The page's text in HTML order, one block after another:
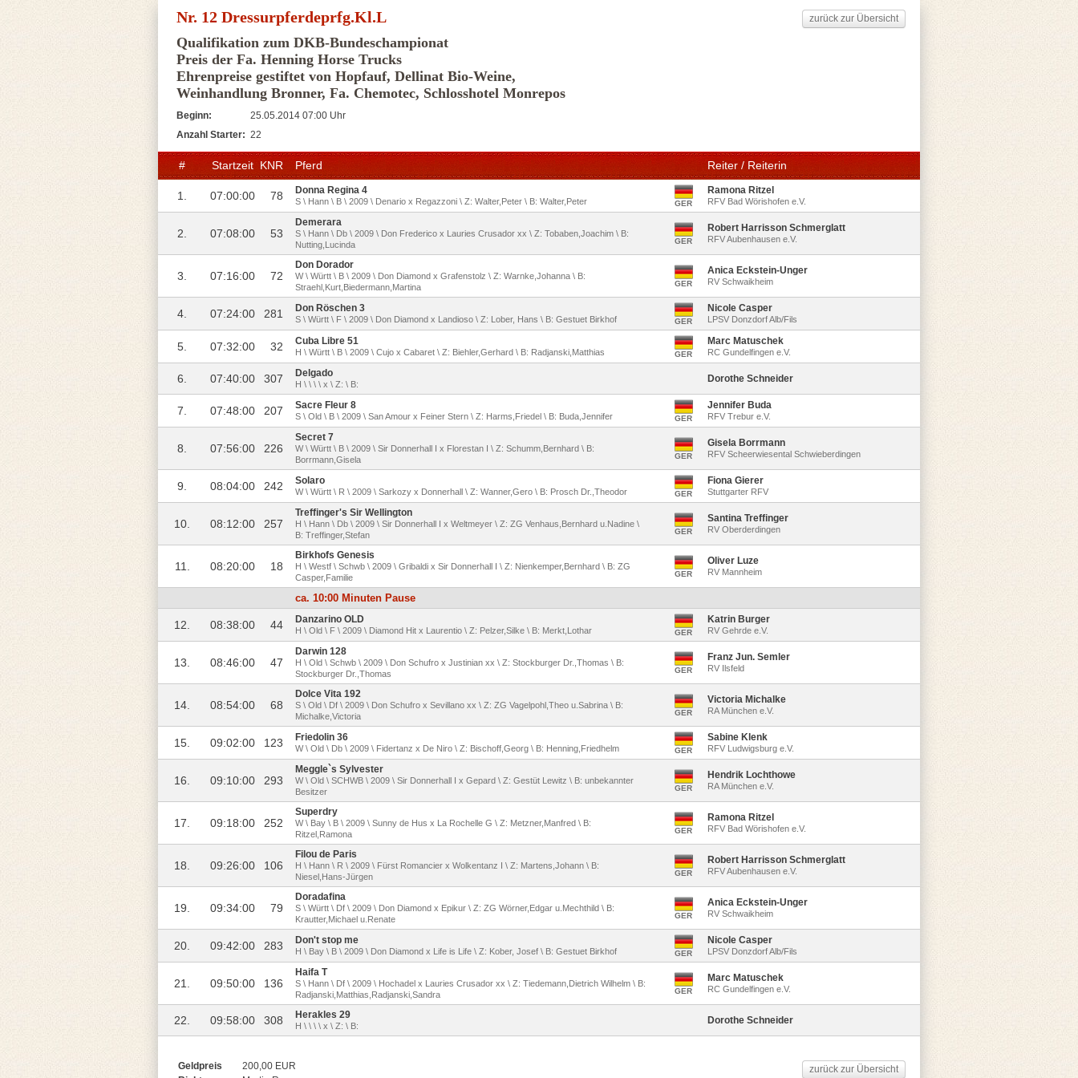
zurück zur Übersicht
Nr. 12 Dressurpferdeprfg.Kl.L
Qualifikation zum DKB-Bundeschampionat
Preis der Fa. Henning Horse Trucks
Ehrenpreise gestiftet von Hopfauf, Dellinat Bio-Weine,
Weinhandlung Bronner, Fa. Chemotec, Schlosshotel Monrepos
Beginn:
25.05.2014 07:00 Uhr
Anzahl Starter: 22
# Startzeit KNR Pferd Reiter / Reiterin
1. 07:00:00 78 Donna Regina 4
S \ Hann \ B \ 2009 \ Denario x Regazzoni \ Z: Walter,Peter \ B: Walter,Peter GER
Ramona Ritzel
RFV Bad Wörishofen e.V.
2. 07:08:00 53
Demerara
S \ Hann \ Db \ 2009 \ Don Frederico x Lauries Crusador xx \ Z: Tobaben,Joachim \ B:
Nutting,Lucinda
GER
Robert Harrisson Schmerglatt
RFV Aubenhausen e.V.
3. 07:16:00 72
Don Dorador
W \ Württ \ B \ 2009 \ Don Diamond x Grafenstolz \ Z: Warnke,Johanna \ B:
Straehl,Kurt,Biedermann,Martina
GER
Anica Eckstein-Unger
RV Schwaikheim
4. 07:24:00 281 Don Röschen 3
S \ Württ \ F \ 2009 \ Don Diamond x Landioso \ Z: Lober, Hans \ B: Gestuet Birkhof GER
Nicole Casper
LPSV Donzdorf Alb/Fils
5. 07:32:00 32 Cuba Libre 51
H \ Württ \ B \ 2009 \ Cujo x Cabaret \ Z: Biehler,Gerhard \ B: Radjanski,Matthias GER
Marc Matuschek
RC Gundelfingen e.V.
6. 07:40:00 307 Delgado
H \ \ \ \ x \ Z: \ B: Dorothe Schneider
7. 07:48:00 207 Sacre Fleur 8
S \ Old \ B \ 2009 \ San Amour x Feiner Stern \ Z: Harms,Friedel \ B: Buda,Jennifer GER
Jennifer Buda
RFV Trebur e.V.
8. 07:56:00 226
Secret 7
W \ Württ \ B \ 2009 \ Sir Donnerhall I x Florestan I \ Z: Schumm,Bernhard \ B:
Borrmann,Gisela
GER
Gisela Borrmann
RFV Scheerwiesental Schwieberdingen
9. 08:04:00 242 Solaro
W \ Württ \ R \ 2009 \ Sarkozy x Donnerhall \ Z: Wanner,Gero \ B: Prosch Dr.,Theodor GER
Fiona Gierer
Stuttgarter RFV
10. 08:12:00 257
Treffinger's Sir Wellington
H \ Hann \ Db \ 2009 \ Sir Donnerhall I x Weltmeyer \ Z: ZG Venhaus,Bernhard u.Nadine \
B: Treffinger,Stefan
GER
Santina Treffinger
RV Oberderdingen
11. 08:20:00 18
Birkhofs Genesis
H \ Westf \ Schwb \ 2009 \ Gribaldi x Sir Donnerhall I \ Z: Nienkemper,Bernhard \ B: ZG
Casper,Familie
GER
Oliver Luze
RV Mannheim
ca. 10:00 Minuten Pause
12. 08:38:00 44 Danzarino OLD
H \ Old \ F \ 2009 \ Diamond Hit x Laurentio \ Z: Pelzer,Silke \ B: Merkt,Lothar GER
Katrin Burger
RV Gehrde e.V.
13. 08:46:00 47
Darwin 128
H \ Old \ Schwb \ 2009 \ Don Schufro x Justinian xx \ Z: Stockburger Dr.,Thomas \ B:
Stockburger Dr.,Thomas
GER
Franz Jun. Semler
RV Ilsfeld
14. 08:54:00 68
Dolce Vita 192
S \ Old \ Df \ 2009 \ Don Schufro x Sevillano xx \ Z: ZG Vagelpohl,Theo u.Sabrina \ B:
Michalke,Victoria
GER
Victoria Michalke
RA München e.V.
15. 09:02:00 123 Friedolin 36
W \ Old \ Db \ 2009 \ Fidertanz x De Niro \ Z: Bischoff,Georg \ B: Henning,Friedhelm GER
Sabine Klenk
RFV Ludwigsburg e.V.
16. 09:10:00 293
Meggle`s Sylvester
W \ Old \ SCHWB \ 2009 \ Sir Donnerhall I x Gepard \ Z: Gestüt Lewitz \ B: unbekannter
Besitzer
GER
Hendrik Lochthowe
RA München e.V.
17. 09:18:00 252
Superdry
W \ Bay \ B \ 2009 \ Sunny de Hus x La Rochelle G \ Z: Metzner,Manfred \ B:
Ritzel,Ramona
GER
Ramona Ritzel
RFV Bad Wörishofen e.V.
18. 09:26:00 106
Filou de Paris
H \ Hann \ R \ 2009 \ Fürst Romancier x Wolkentanz I \ Z: Martens,Johann \ B:
Niesel,Hans-Jürgen
GER
Robert Harrisson Schmerglatt
RFV Aubenhausen e.V.
19. 09:34:00 79
Doradafina
S \ Württ \ Df \ 2009 \ Don Diamond x Epikur \ Z: ZG Wörner,Edgar u.Mechthild \ B:
Krautter,Michael u.Renate
GER
Anica Eckstein-Unger
RV Schwaikheim
20. 09:42:00 283 Don't stop me
H \ Bay \ B \ 2009 \ Don Diamond x Life is Life \ Z: Kober, Josef \ B: Gestuet Birkhof GER
Nicole Casper
LPSV Donzdorf Alb/Fils
21. 09:50:00 136
Haifa T
S \ Hann \ Df \ 2009 \ Hochadel x Lauries Crusador xx \ Z: Tiedemann,Dietrich Wilhelm \ B:
Radjanski,Matthias,Radjanski,Sandra
GER
Marc Matuschek
RC Gundelfingen e.V.
22. 09:58:00 308 Herakles 29
H \ \ \ \ x \ Z: \ B: Dorothe Schneider
zurück zur Übersicht
Geldpreis
200,00 EUR